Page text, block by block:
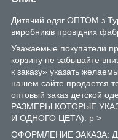
Дитячий одяг ОПТОМ з
виробників провідних
Уважаемые покупатели
корзину не забывайте
к заказу» указать
нашем сайте продается
оптовый заказ детской
РАЗМЕРЫ КОТОРЫЕ
И ОДНОГО ЦЕТА). p >
ОФОРМЛЕНИЕ ЗАКАЗА: